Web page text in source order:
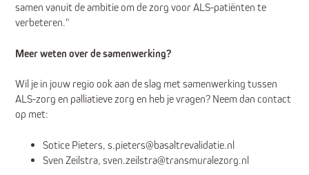
samen vanuit de ambitie om de zorg voor ALS-patiënten te
verbeteren."
Meer weten over de samenwerking?
Wil je in jouw regio ook aan de slag met samenwerking tussen
ALS-zorg en palliatieve zorg en heb je vragen? Neem dan contact
op met:
Sotice Pieters, s.pieters@basaltrevalidatie.nl
Sven Zeilstra, sven.zeilstra@transmuralezorg.nl